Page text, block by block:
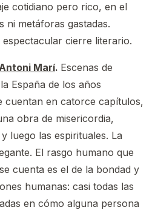
cotidiano pero rico, en el
ni metáforas gastadas.
cierre literario.
Marí. Escenas de
España de los años
cuentan en catorce capítulos,
obra de misericordia,
luego las espirituales. La
El rasgo humano que
cuenta es el de la bondad y
humanas: casi todas las
en cómo alguna persona